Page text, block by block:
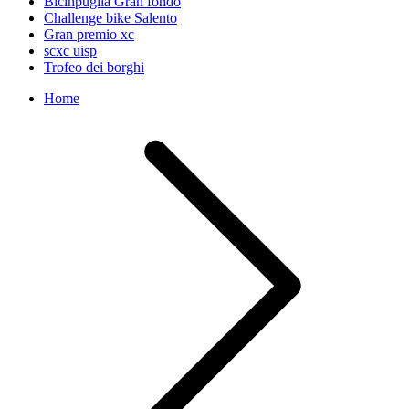
Challenge bike Salento
Gran premio xc
scxc uisp
Trofeo dei borghi
Home